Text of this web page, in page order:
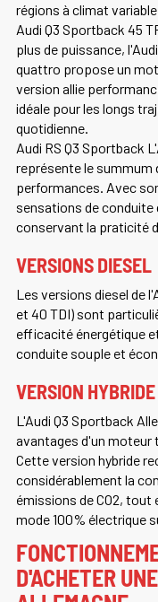
régions à climat
Audi Q3 Sportback 45
plus de puissance,
quattro propose un
version allie
idéale pour les longs
quotidienne.
Audi RS Q3 Sportback
représente le summum
performances. Avec
sensations de
conservant la praticité
VERSIONS DIESEL
Les versions diesel de
et 40 TDI) sont
efficacité énergétique
conduite souple et
VERSION
L'Audi Q3 Sportback
avantages d'un moteur
Cette version hybride
considérablement la
émissions de CO2,
mode 100% électrique
D'ACHETER